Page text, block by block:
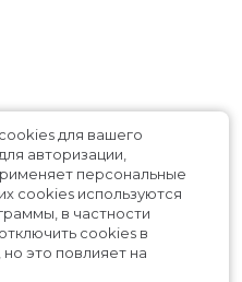
для вашего
авторизации,
персональные
cookies используются
в частности
cookies в
это повлияет на